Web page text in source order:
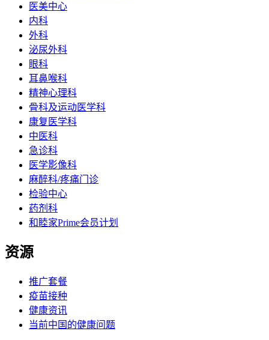
医美中心
内科
外科
泌尿外科
眼科
耳鼻喉科
精神心理科
骨科及运动医学科
康复医学科
中医科
急诊科
医学影像科
麻醉科/疼痛门诊
检验中心
药剂科
和睦家Prime会员计划
资源
推广套餐
疫苗接种
健康资讯
当前中国的健康问题